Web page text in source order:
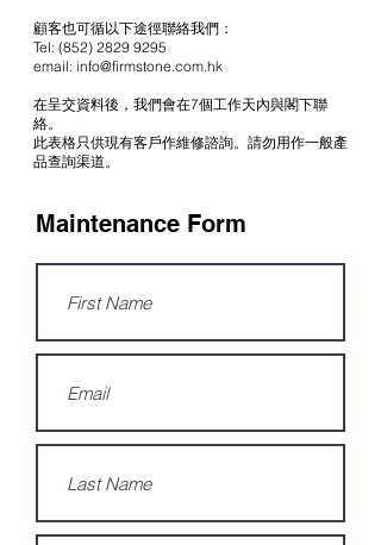
顧客也可循以下途徑聯絡我們：
Tel: (852) 2829 9295
email: info@firmstone.com.hk
在呈交資料後，我們會在7個工作天內與閣下聯
絡。
此表格只供現有客戶作維修諮詢。請勿用作一般產
品查詢渠道。
Maintenance Form